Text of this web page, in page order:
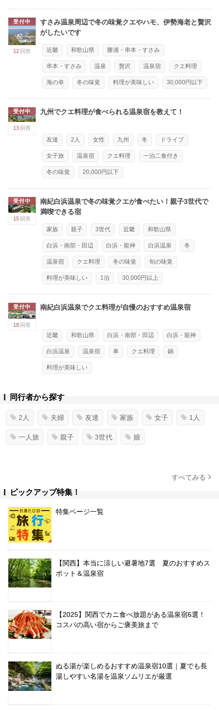
受付中
12 回答
すさみ温泉周辺で冬の味覚クエやハモ、伊勢海老と贅沢
がしたいです
近畿 和歌山県 勝浦・串本・すさみ
串本・すさみ 温泉 贅沢 温泉宿 クエ料理
海の幸 冬の味覚 料理が美味しい 30,000円以下
受付中
13 回答
九州でクエ料理が食べられる温泉宿を教えて！
友達 2人 女性 九州 冬 ドライブ
女子旅 温泉宿 クエ料理 一泊二食付き
冬の味覚 20,000円以下
受付中
15 回答
南紀白浜温泉で冬の味覚クエが食べたい！親子3世代で
満喫できる宿
家族 親子 3世代 近畿 和歌山県
白浜・南部・田辺 白浜・龍神 白浜温泉 冬
温泉宿 クエ料理 冬の味覚 旬の味覚
料理が美味しい 1泊 30,000円以上
受付中
18 回答
南紀白浜温泉でクエ料理が自慢のおすすめ温泉宿
近畿 和歌山県 白浜・南部・田辺 白浜・龍神
白浜温泉 温泉宿 車 クエ料理 鍋
料理が美味しい
同行者から探す
2人 夫婦 友達 家族 女子 1人
一人旅 親子 3世代 娘
すべてみる
ピックアップ特集！
特集ページ一覧
【関西】本当に涼しい避暑地7選 夏のおすすめス
ポット＆温泉宿
【2025】関西でカニ食べ放題がある温泉宿6選！
コスパの高い宿からご褒美旅まで
ぬる湯が楽しめるおすすめ温泉宿10選｜夏でも長
湯しやすい名湯を温泉ソムリエが厳選